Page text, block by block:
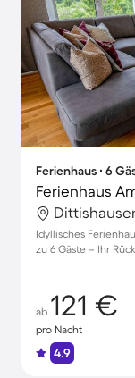
Ferienhaus ∙ 6
Ferienhaus
Idyllisches
zu 6 Gäste – Ihr
ab 121 €
pro Nacht
4.9